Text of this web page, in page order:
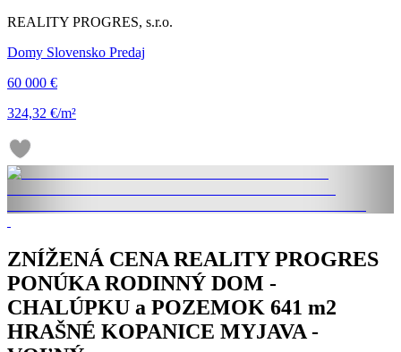
REALITY PROGRES, s.r.o.
Domy Slovensko Predaj
60 000 €
324,32 €/m²
ZNÍŽENÁ CENA REALITY PROGRES
PONÚKA RODINNÝ DOM -
CHALÚPKU a POZEMOK 641 m2
HRAŠNÉ KOPANICE MYJAVA -